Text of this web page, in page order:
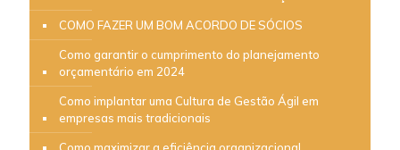
COMO FAZER UM BOM ACORDO DE SÓCIOS
Como garantir o cumprimento do planejamento
orçamentário em 2024
Como implantar uma Cultura de Gestão Ágil em
empresas mais tradicionais
Como maximizar a eficiência organizacional